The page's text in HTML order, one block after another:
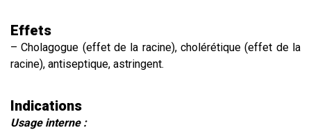
Effets
– Cholagogue (effet de la racine), cholérétique (effet de la
racine), antiseptique, astringent.
Indications
Usage interne :